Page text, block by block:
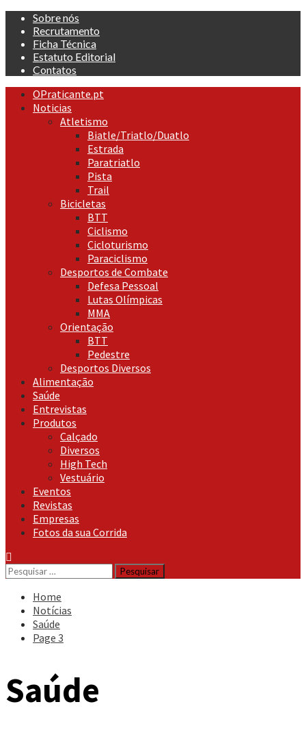
Skip
content
Sobre nós
Recrutamento
Ficha Técnica
Estatuto Editorial
Contatos
Primary
Menu
OPraticante.pt
Noticias
Atletismo
Biatle/Triatlo/Duatlo
Estrada
Paratriatlo
Pista
Trail
Bicicletas
BTT
Ciclismo
Cicloturismo
Paraciclismo
Desportos de Combate
Defesa Pessoal
Lutas Olímpicas
MMA
Orientação
BTT
Pedestre
Desportos Diversos
Alimentação
Saúde
Entrevistas
Produtos
Calçado
Diversos
High Tech
Vestuário
Eventos
Revistas
Empresas
Fotos da sua Corrida
Pesquisar
por:
Home
Notícias
Saúde
Page 3
Saúde